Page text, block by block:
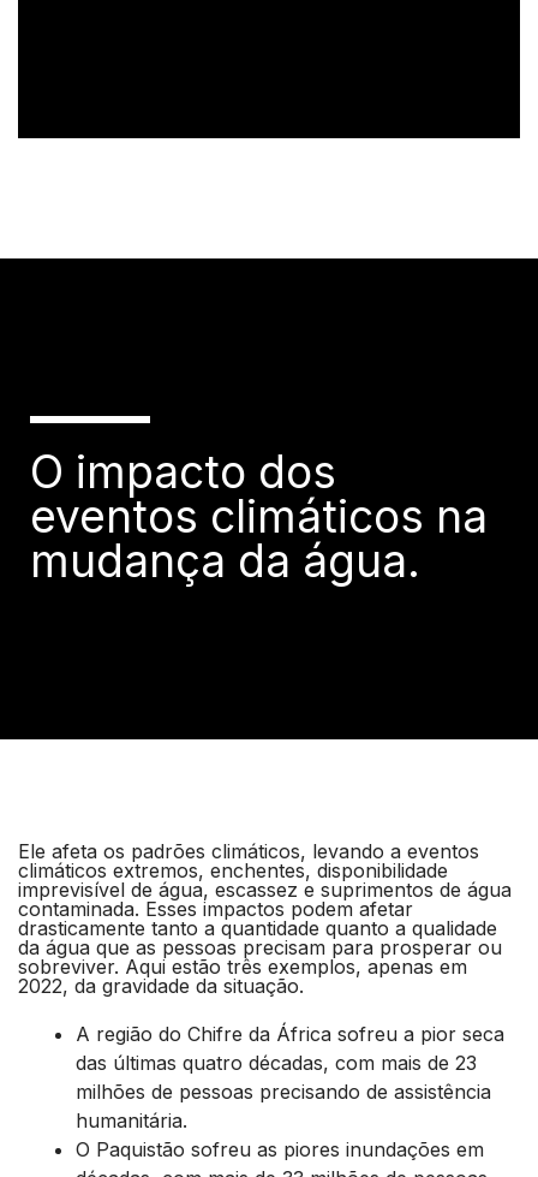
O impacto dos
eventos climáticos na
mudança da água.
Ele afeta os padrões climáticos, levando a eventos
climáticos extremos, enchentes, disponibilidade
imprevisível de água, escassez e suprimentos de água
contaminada. Esses impactos podem afetar
drasticamente tanto a quantidade quanto a qualidade
da água que as pessoas precisam para prosperar ou
sobreviver. Aqui estão três exemplos, apenas em
2022, da gravidade da situação.
A região do Chifre da África sofreu a pior seca
das últimas quatro décadas, com mais de 23
milhões de pessoas precisando de assistência
humanitária.
O Paquistão sofreu as piores inundações em